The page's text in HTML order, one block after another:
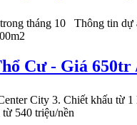
tháng 10 Thông tin dự
Cư - Giá 650tr
City 3. Chiết khấu từ